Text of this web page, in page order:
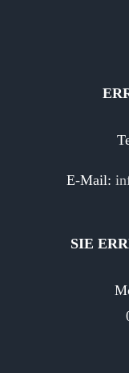
E-Mail:
SIE